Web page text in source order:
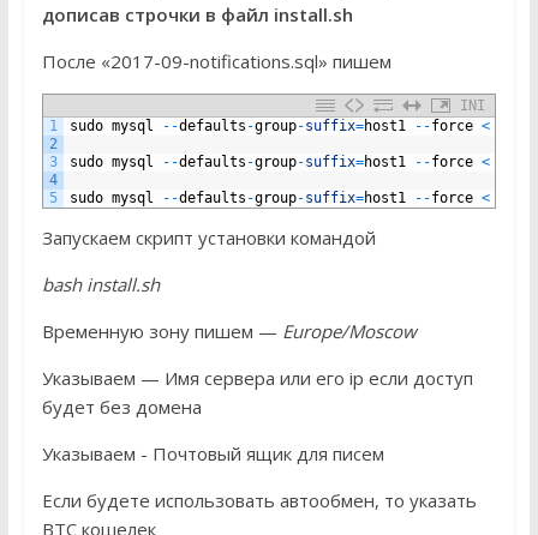
дописав строчки в файл install.sh
После «2017-09-notifications.sql» пишем
INI
1
2
3
4
5
sudo mysql --defaults -group-suffix=host1 --force <
sudo mysql --defaults -group-suffix=host1 --force <
sudo mysql --defaults -group-suffix=host1 --force <
Запускаем скрипт установки командой
bash install.sh
Временную зону пишем — Europe/Moscow
Указываем — Имя сервера или его ip если доступ
будет без домена
Указываем - Почтовый ящик для писем
Если будете использовать автообмен, то указать
BTC кошелек